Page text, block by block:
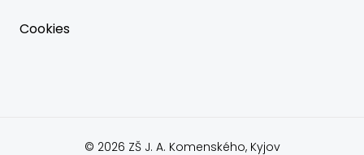
Cookies
© 2026 ZŠ J. A. Komenského, Kyjov